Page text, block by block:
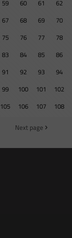
59 60 61 62
67 68 69 70
75 76 77 78
83 84 85 86
91 92 93 94
99 100 101 102
105
106 107 108
Next page